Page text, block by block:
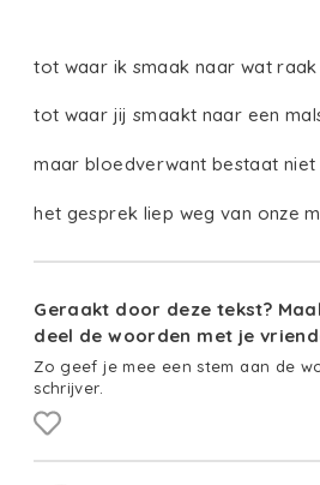
tot waar ik smaak naar wat raak
tot waar jij smaakt naar een
maar bloedverwant bestaat niet
het gesprek liep weg van onze
Geraakt door deze tekst?
deel de woorden met je
Zo geef je mee een stem aan de
schrijver.